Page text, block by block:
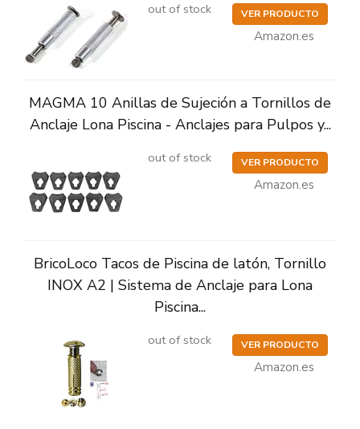
out of stock VER PRODUCTO
Amazon.es
MAGMA 10 Anillas de Sujeción a Tornillos de
Anclaje Lona Piscina - Anclajes para Pulpos y...
out of stock VER PRODUCTO
Amazon.es
BricoLoco Tacos de Piscina de latón, Tornillo
INOX A2 | Sistema de Anclaje para Lona
Piscina...
out of stock VER PRODUCTO
Amazon.es